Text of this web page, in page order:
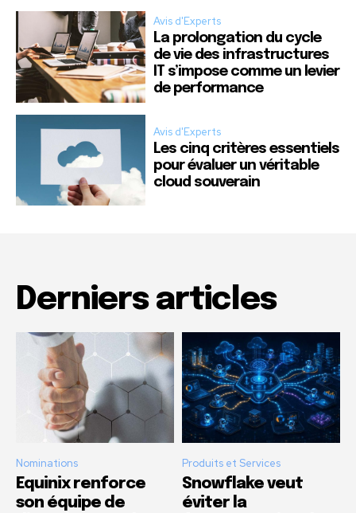
Avis d'Experts
La prolongation du cycle
de vie des infrastructures
IT s’impose comme un levier
de performance
Avis d'Experts
Les cinq critères essentiels
pour évaluer un véritable
cloud souverain
Derniers articles
Nominations
Equinix renforce
son équipe de
Produits et Services
Snowflake veut
éviter la